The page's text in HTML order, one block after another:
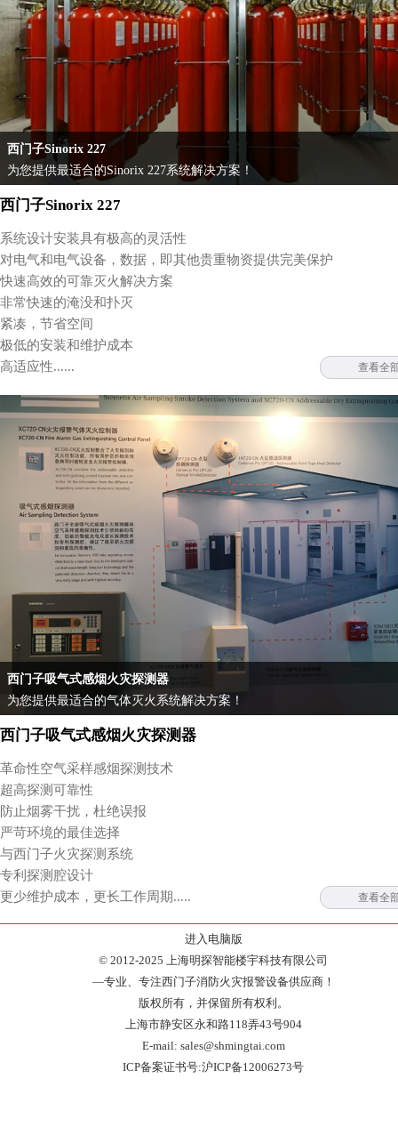
西门子Sinorix 227
为您提供最适合的Sinorix 227系统解决方案！
西门子Sinorix 227
系统设计安装具有极高的灵活性
对电气和电气设备，数据，即其他贵重物资提供完美保护
快速高效的可靠灭火解决方案
非常快速的淹没和扑灭
紧凑，节省空间
极低的安装和维护成本
高适应性......
查看全
西门子吸气式感烟火灾探测器
为您提供最适合的气体灭火系统解决方案！
西门子吸气式感烟火灾探测器
革命性空气采样感烟探测技术
超高探测可靠性
防止烟雾干扰，杜绝误报
严苛环境的最佳选择
与西门子火灾探测系统
专利探测腔设计
更少维护成本，更长工作周期.....
查看全
进入电脑版
© 2012-2025 上海明探智能楼宇科技有限公司
—专业、专注西门子消防火灾报警设备供应商！
版权所有，并保留所有权利。
上海市静安区永和路118弄43号904
E-mail: sales@shmingtai.com
ICP备案证书号:沪ICP备12006273号